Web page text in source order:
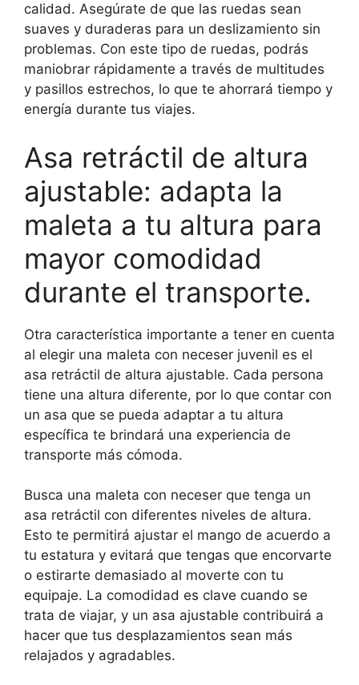
calidad. Asegúrate de que las ruedas sean
suaves y duraderas para un deslizamiento sin
problemas. Con este tipo de ruedas, podrás
maniobrar rápidamente a través de multitudes
y pasillos estrechos, lo que te ahorrará tiempo y
energía durante tus viajes.
Asa retráctil de altura
ajustable: adapta la
maleta a tu altura para
mayor comodidad
durante el transporte.
Otra característica importante a tener en cuenta
al elegir una maleta con neceser juvenil es el
asa retráctil de altura ajustable. Cada persona
tiene una altura diferente, por lo que contar con
un asa que se pueda adaptar a tu altura
específica te brindará una experiencia de
transporte más cómoda.
Busca una maleta con neceser que tenga un
asa retráctil con diferentes niveles de altura.
Esto te permitirá ajustar el mango de acuerdo a
tu estatura y evitará que tengas que encorvarte
o estirarte demasiado al moverte con tu
equipaje. La comodidad es clave cuando se
trata de viajar, y un asa ajustable contribuirá a
hacer que tus desplazamientos sean más
relajados y agradables.